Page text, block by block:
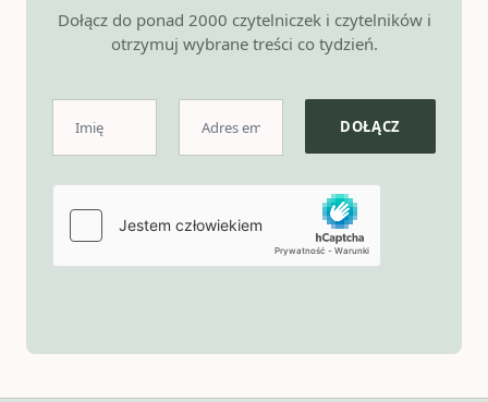
Dołącz do ponad 2000 czytelniczek i czytelników i
otrzymuj wybrane treści co tydzień.